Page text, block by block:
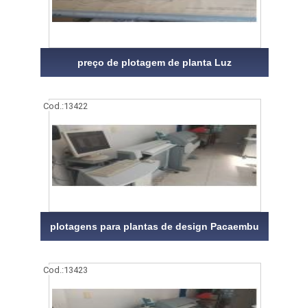
preço de plotagem de planta Luz
Cod.:13422
plotagens para plantas de design Pacaembu
Cod.:13423